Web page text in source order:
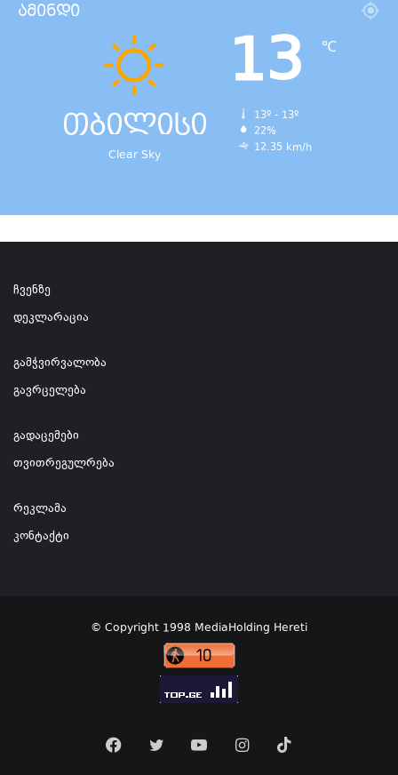
ამინდი
თბილისი
Clear Sky
13 ℃
13º - 13º
22%
12.35 km/h
ჩვენზე
დეკლარაცია
გამჭვირვალობა
გავრცელება
გადაცემები
თვითრეგულრება
რეკლამა
კონტაქტი
© Copyright 1998 MediaHolding Hereti
FacebookTwitter YouTubeInstagram